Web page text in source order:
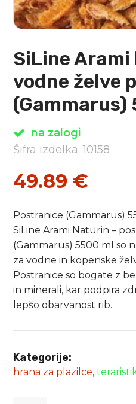
SiLine Arami
vodne želve
(Gammarus)
na zalogi
Šifra izdelka: 10158
49.89 €
Postranice (Gammarus)
SiLine Arami Naturin –
(Gammarus) 5500 ml so
za vodne in kopenske
Postranice so bogate z
in minerali, kar podpira
lepšo obarvanost rib.
Kategorije:
hrana za plazilce,